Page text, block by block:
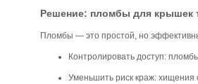
Решение: пломбы для крышек
Пломбы — это простой, но
Контролировать доступ:
Уменьшить риск краж: хищения